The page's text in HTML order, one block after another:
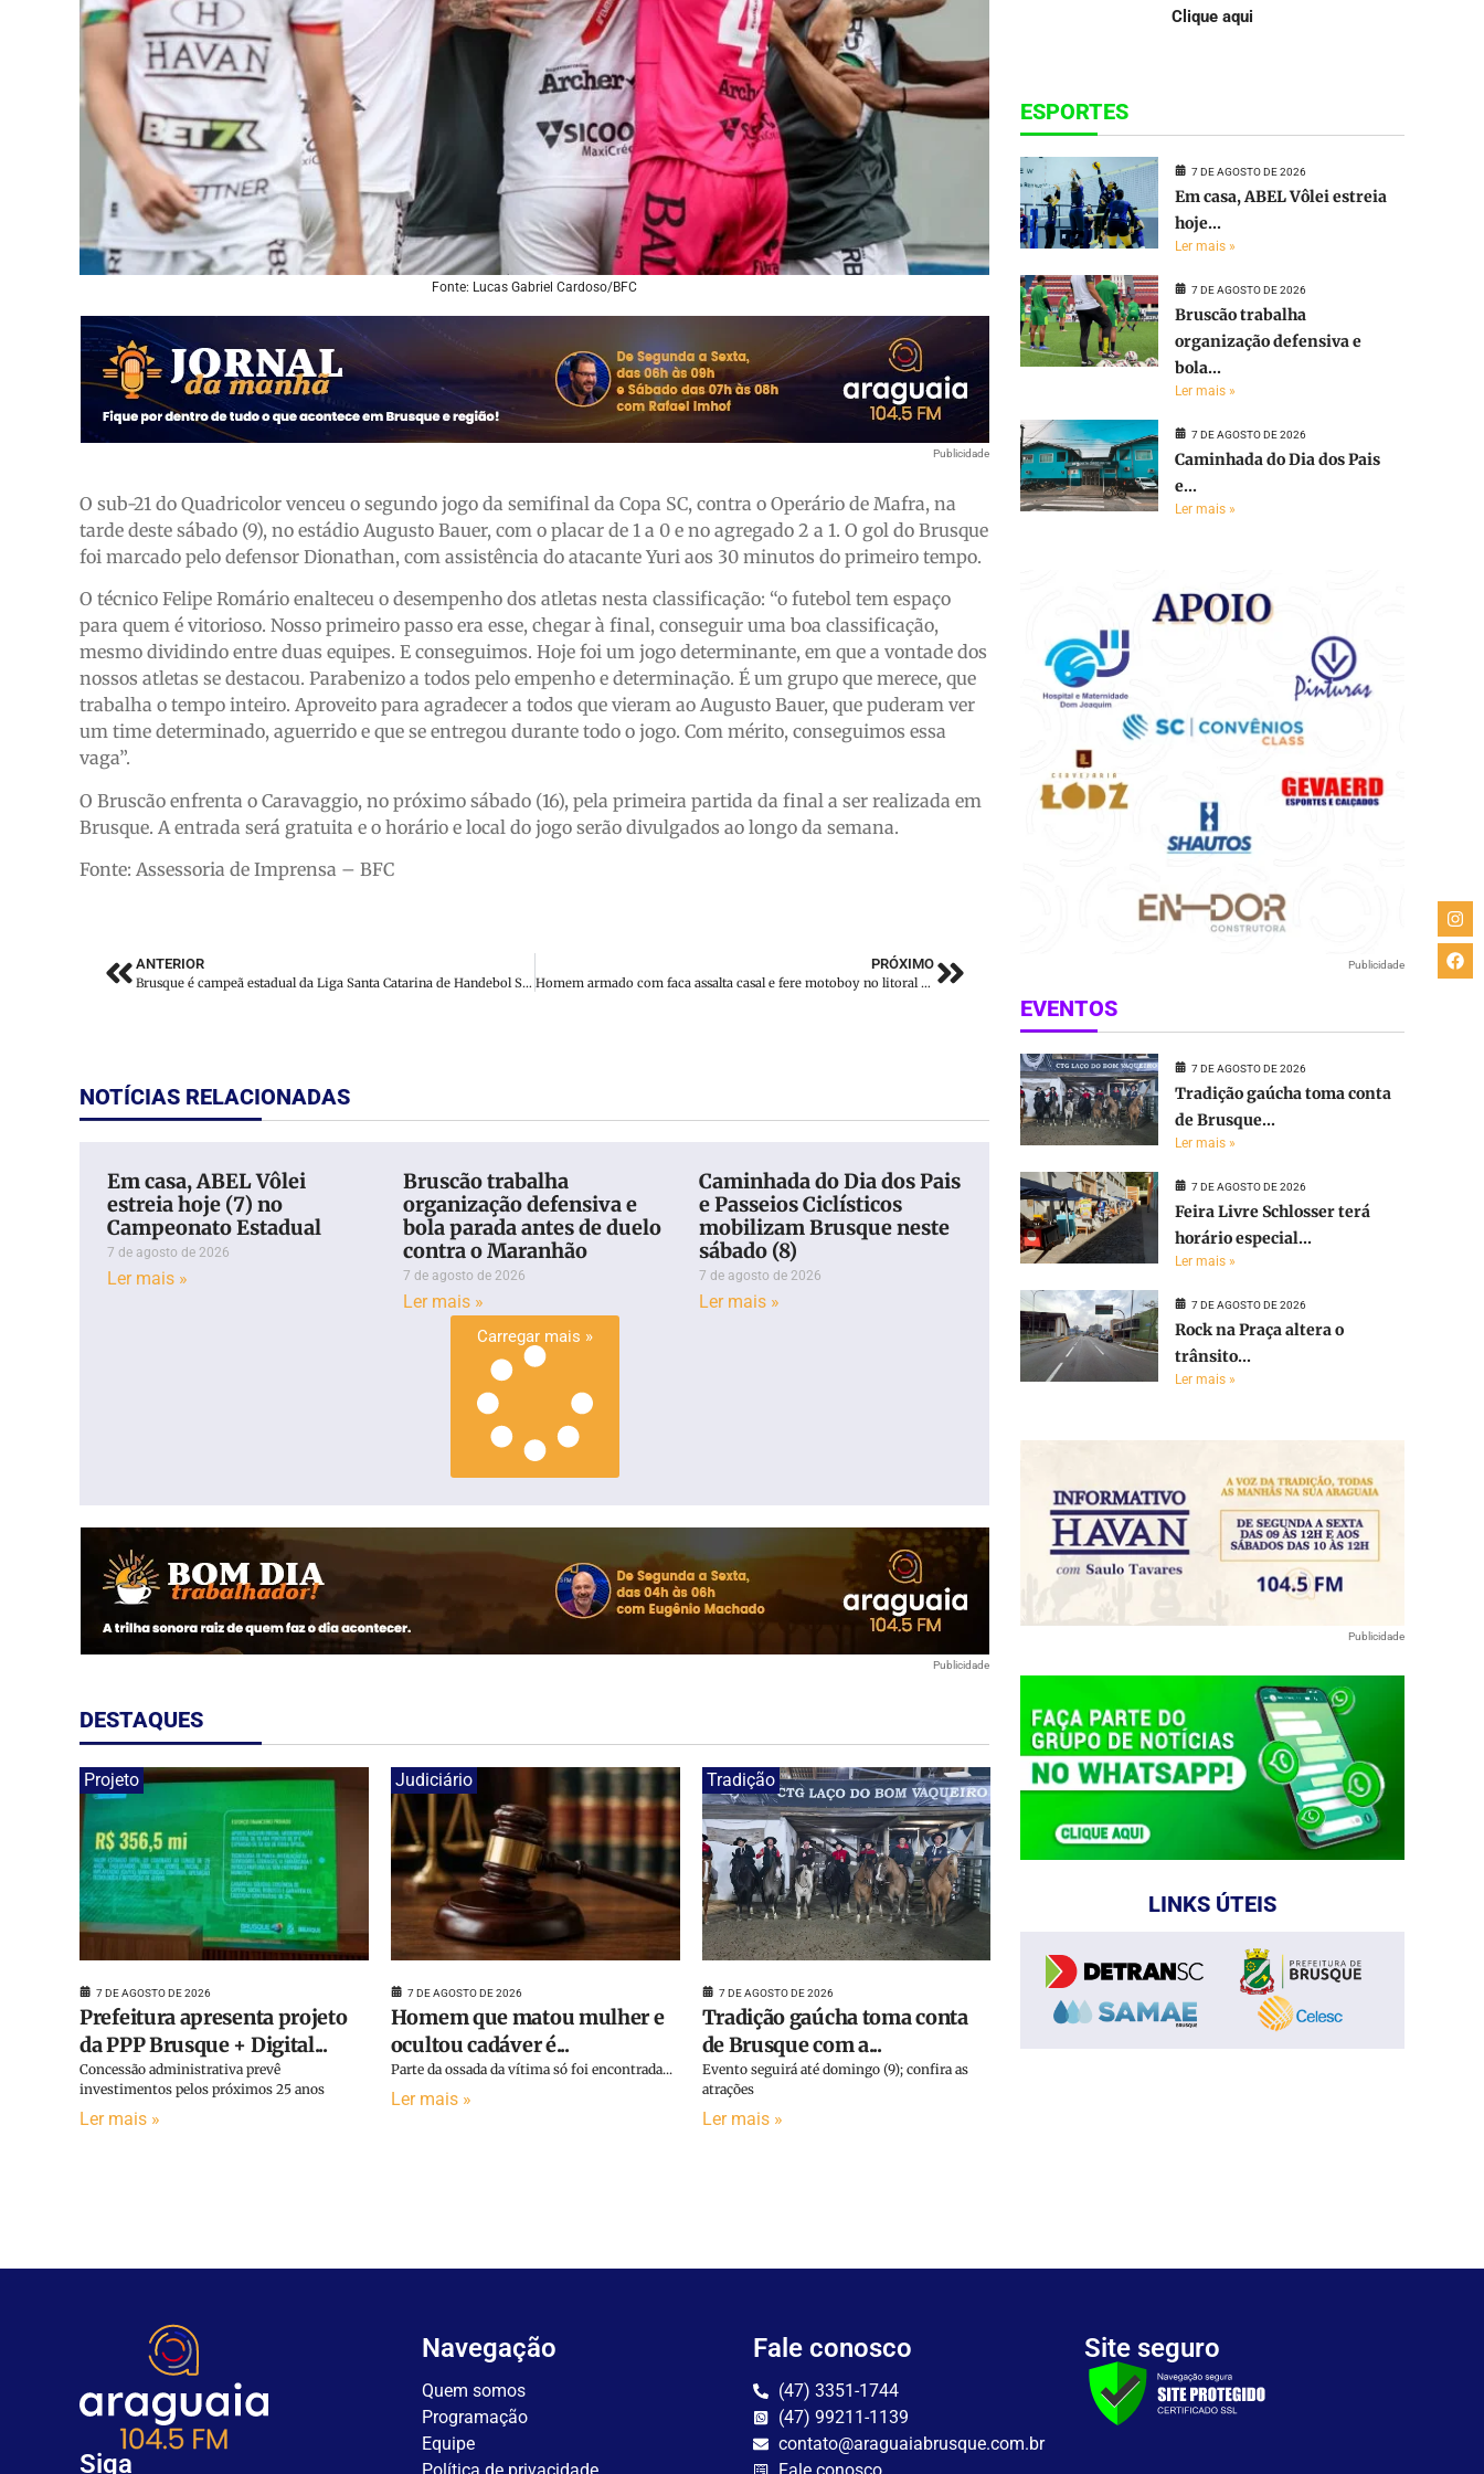
Fonte: Lucas Gabriel Cardoso/BFC
Publicidade
O sub-21 do Quadricolor venceu o segundo jogo da semifinal da Copa SC, contra o Operário de Mafra, na
tarde deste sábado (9), no estádio Augusto Bauer, com o placar de 1 a 0 e no agregado 2 a 1. O gol do Brusque
foi marcado pelo defensor Dionathan, com assistência do atacante Yuri aos 30 minutos do primeiro tempo.
O técnico Felipe Romário enalteceu o desempenho dos atletas nesta classificação: “o futebol tem espaço
para quem é vitorioso. Nosso primeiro passo era esse, chegar à final, conseguir uma boa classificação,
mesmo dividindo entre duas equipes. E conseguimos. Hoje foi um jogo determinante, em que a vontade dos
nossos atletas se destacou. Parabenizo a todos pelo empenho e determinação. É um grupo que merece, que
trabalha o tempo inteiro. Aproveito para agradecer a todos que vieram ao Augusto Bauer, que puderam ver
um time determinado, aguerrido e que se entregou durante todo o jogo. Com mérito, conseguimos essa
vaga”.
O Bruscão enfrenta o Caravaggio, no próximo sábado (16), pela primeira partida da final a ser realizada em
Brusque. A entrada será gratuita e o horário e local do jogo serão divulgados ao longo da semana.
Fonte: Assessoria de Imprensa – BFC
ANTERIOR
Brusque é campeã estadual da Liga Santa Catarina de Handebol Sub-14
PRÓXIMO
Homem armado com faca assalta casal e fere motoboy no litoral catarinense
NOTÍCIAS RELACIONADAS
Em casa, ABEL Vôlei
estreia hoje (7) no
Campeonato Estadual
7 de agosto de 2026
Ler mais »
Bruscão trabalha
organização defensiva e
bola parada antes de duelo
contra o Maranhão
7 de agosto de 2026
Ler mais »
Caminhada do Dia dos Pais
e Passeios Ciclísticos
mobilizam Brusque neste
sábado (8)
7 de agosto de 2026
Ler mais »
Carregar mais »
Publicidade
DESTAQUES
Projeto
7 DE AGOSTO DE 2026
Prefeitura apresenta projeto
da PPP Brusque + Digital...
Concessão administrativa prevê
investimentos pelos próximos 25 anos
Ler mais »
Judiciário
7 DE AGOSTO DE 2026
Homem que matou mulher e
ocultou cadáver é...
Parte da ossada da vítima só foi encontrada...
Ler mais »
Tradição
7 DE AGOSTO DE 2026
Tradição gaúcha toma conta
de Brusque com a...
Evento seguirá até domingo (9); confira as
atrações
Ler mais »
Clique aqui
ESPORTES
7 DE AGOSTO DE 2026
Em casa, ABEL Vôlei estreia
hoje...
Ler mais »
7 DE AGOSTO DE 2026
Bruscão trabalha
organização defensiva e
bola...
Ler mais »
7 DE AGOSTO DE 2026
Caminhada do Dia dos Pais
e...
Ler mais »
Publicidade
EVENTOS
7 DE AGOSTO DE 2026
Tradição gaúcha toma conta
de Brusque...
Ler mais »
7 DE AGOSTO DE 2026
Feira Livre Schlosser terá
horário especial...
Ler mais »
7 DE AGOSTO DE 2026
Rock na Praça altera o
trânsito...
Ler mais »
Publicidade
LINKS ÚTEIS
Siga
Navegação
Quem somos
Programação
Equipe
Fale conosco
(47) 3351-1744
(47) 99211-1139
contato@araguaiabrusque.com.br
Site seguro